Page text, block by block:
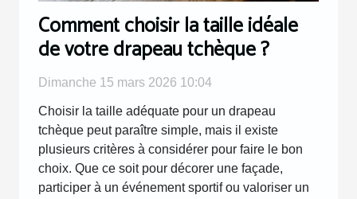
Comment choisir la taille idéale
de votre drapeau tchèque ?
Dimanche 15 mars 2026 10:04
Choisir la taille adéquate pour un drapeau
tchèque peut paraître simple, mais il existe
plusieurs critères à considérer pour faire le bon
choix. Que ce soit pour décorer une façade,
participer à un événement sportif ou valoriser un